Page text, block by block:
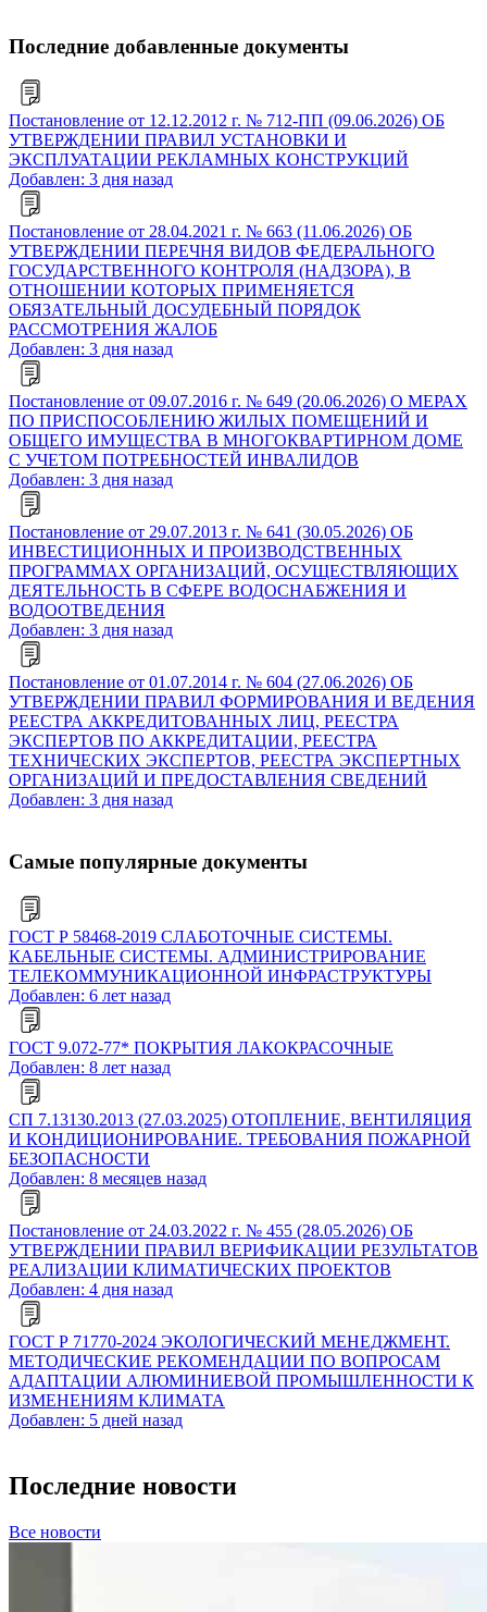
Последние добавленные документы
Постановление от 12.12.2012 г. № 712-ПП (09.06.2026) ОБ
УТВЕРЖДЕНИИ ПРАВИЛ УСТАНОВКИ И
ЭКСПЛУАТАЦИИ РЕКЛАМНЫХ КОНСТРУКЦИЙ
Добавлен: 3 дня назад
Постановление от 28.04.2021 г. № 663 (11.06.2026) ОБ
УТВЕРЖДЕНИИ ПЕРЕЧНЯ ВИДОВ ФЕДЕРАЛЬНОГО
ГОСУДАРСТВЕННОГО КОНТРОЛЯ (НАДЗОРА), В
ОТНОШЕНИИ КОТОРЫХ ПРИМЕНЯЕТСЯ
ОБЯЗАТЕЛЬНЫЙ ДОСУДЕБНЫЙ ПОРЯДОК
РАССМОТРЕНИЯ ЖАЛОБ
Добавлен: 3 дня назад
Постановление от 09.07.2016 г. № 649 (20.06.2026) О МЕРАХ
ПО ПРИСПОСОБЛЕНИЮ ЖИЛЫХ ПОМЕЩЕНИЙ И
ОБЩЕГО ИМУЩЕСТВА В МНОГОКВАРТИРНОМ ДОМЕ
С УЧЕТОМ ПОТРЕБНОСТЕЙ ИНВАЛИДОВ
Добавлен: 3 дня назад
Постановление от 29.07.2013 г. № 641 (30.05.2026) ОБ
ИНВЕСТИЦИОННЫХ И ПРОИЗВОДСТВЕННЫХ
ПРОГРАММАХ ОРГАНИЗАЦИЙ, ОСУЩЕСТВЛЯЮЩИХ
ДЕЯТЕЛЬНОСТЬ В СФЕРЕ ВОДОСНАБЖЕНИЯ И
ВОДООТВЕДЕНИЯ
Добавлен: 3 дня назад
Постановление от 01.07.2014 г. № 604 (27.06.2026) ОБ
УТВЕРЖДЕНИИ ПРАВИЛ ФОРМИРОВАНИЯ И ВЕДЕНИЯ
РЕЕСТРА АККРЕДИТОВАННЫХ ЛИЦ, РЕЕСТРА
ЭКСПЕРТОВ ПО АККРЕДИТАЦИИ, РЕЕСТРА
ТЕХНИЧЕСКИХ ЭКСПЕРТОВ, РЕЕСТРА ЭКСПЕРТНЫХ
ОРГАНИЗАЦИЙ И ПРЕДОСТАВЛЕНИЯ СВЕДЕНИЙ
Добавлен: 3 дня назад
Самые популярные документы
ГОСТ Р 58468-2019 СЛАБОТОЧНЫЕ СИСТЕМЫ.
КАБЕЛЬНЫЕ СИСТЕМЫ. АДМИНИСТРИРОВАНИЕ
ТЕЛЕКОММУНИКАЦИОННОЙ ИНФРАСТРУКТУРЫ
Добавлен: 6 лет назад
ГОСТ 9.072-77* ПОКРЫТИЯ ЛАКОКРАСОЧНЫЕ
Добавлен: 8 лет назад
СП 7.13130.2013 (27.03.2025) ОТОПЛЕНИЕ, ВЕНТИЛЯЦИЯ
И КОНДИЦИОНИРОВАНИЕ. ТРЕБОВАНИЯ ПОЖАРНОЙ
БЕЗОПАСНОСТИ
Добавлен: 8 месяцев назад
Постановление от 24.03.2022 г. № 455 (28.05.2026) ОБ
УТВЕРЖДЕНИИ ПРАВИЛ ВЕРИФИКАЦИИ РЕЗУЛЬТАТОВ
РЕАЛИЗАЦИИ КЛИМАТИЧЕСКИХ ПРОЕКТОВ
Добавлен: 4 дня назад
ГОСТ Р 71770-2024 ЭКОЛОГИЧЕСКИЙ МЕНЕДЖМЕНТ.
МЕТОДИЧЕСКИЕ РЕКОМЕНДАЦИИ ПО ВОПРОСАМ
АДАПТАЦИИ АЛЮМИНИЕВОЙ ПРОМЫШЛЕННОСТИ К
ИЗМЕНЕНИЯМ КЛИМАТА
Добавлен: 5 дней назад
Последние новости
Все новости